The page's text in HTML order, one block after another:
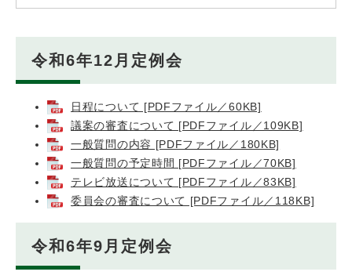
令和6年12月定例会
日程について [PDFファイル／60KB]
議案の審査について [PDFファイル／109KB]
一般質問の内容 [PDFファイル／180KB]
一般質問の予定時間 [PDFファイル／70KB]
テレビ放送について [PDFファイル／83KB]
委員会の審査について [PDFファイル／118KB]
令和6年9月定例会